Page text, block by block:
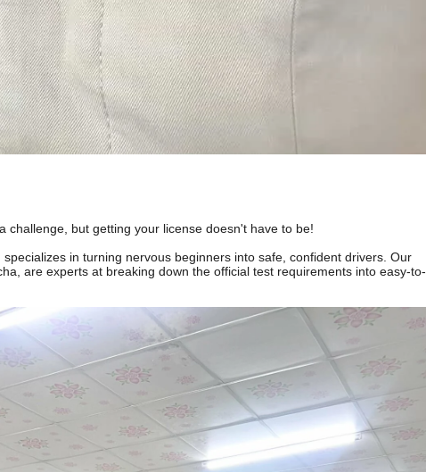
challenge, but getting your license doesn't have to be!
specializes in turning nervous beginners into safe, confident drivers. Our
are experts at breaking down the official test requirements into easy-to-